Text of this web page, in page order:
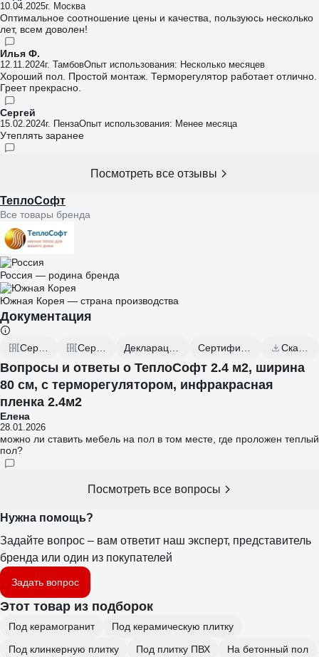
10.04.2025г. Москва
Оптимальное соотношение цены и качества, пользуюсь несколько
лет, всем доволен!
Илья Ф.
12.11.2024г. ТамбовОпыт использования: Несколько месяцев
Хороший пол. Простой монтаж. Терморегулятор работает отлично.
Греет прекрасно.
Сергей
15.02.2024г. ПензаОпыт использования: Менее месяца
Утеплять заранее
Посмотреть все отзывы
ТеплоСофт
Все товары бренда
Россия — родина бренда
Южная Корея — страна производства
Документация
Сертификаты соответствия Сертификаты соответствия Декларация о соответствии от 2023.11.15 Сертификат соответствия от 2023.10.12 Скачать всю документацию
Вопросы и ответы о ТеплоСофт 2.4 м2, ширина
80 см, с терморегулятором, инфракрасная
пленка 2.4м2
Елена
28.01.2026
можно ли ставить мебель на пол в том месте, где проложен теплый
пол?
Посмотреть все вопросы
Нужна помощь?
Задайте вопрос – вам ответит наш эксперт, представитель
бренда или один из покупателей
Задать вопрос
Этот товар из подборок
Под керамогранит
Под керамическую плитку
Под клинкерную плитку
Под плитку ПВХ
На бетонный пол